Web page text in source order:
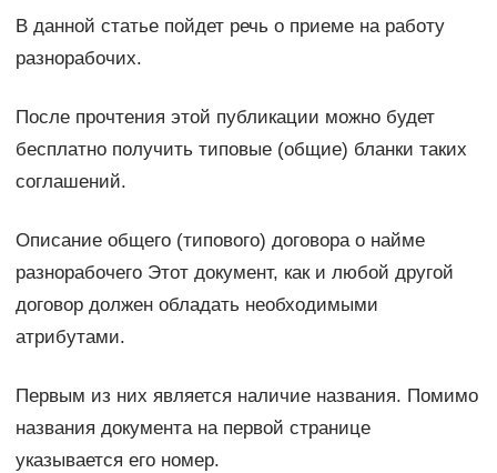
В данной статье пойдет речь о приеме на работу
разнорабочих.
После прочтения этой публикации можно будет
бесплатно получить типовые (общие) бланки таких
соглашений.
Описание общего (типового) договора о найме
разнорабочего Этот документ, как и любой другой
договор должен обладать необходимыми
атрибутами.
Первым из них является наличие названия. Помимо
названия документа на первой странице
указывается его номер.